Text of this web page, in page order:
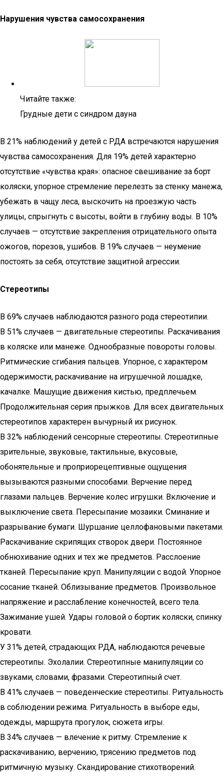
Нарушения чувства самосохранения
Читайте также:
Грудные дети с синдром дауна
В 21% наблюдений у детей с РДА встречаются нарушения
чувства самосохранения. Для 19% детей характерно
отсутствие «чувства края»: опасное свешивание за борт
коляски, упорное стремление перелезть за стенку манежа,
убежать в чащу леса, выскочить на проезжую часть
улицы, спрыгнуть с высоты, войти в глубину воды. В 10%
случаев — отсутствие закрепления отрицательного опыта
ожогов, порезов, ушибов. В 19% случаев — неумение
постоять за себя, отсутствие защитной агрессии.
Стереотипы
В 69% случаев наблюдаются разного рода стереотипии.
В 51% случаев — двигательные стереотипы. Раскачивания
в коляске или манеже. Однообразные повороты головы.
Ритмические сгибания пальцев. Упорное, с характером
одержимости, раскачивание на игрушечной лошадке,
качалке. Машущие движения кистью, предплечьем.
Продолжительная серия прыжков. Для всех двигательных
стереотипов характерен вычурный их рисунок.
В 32% наблюдений сенсорные стереотипы. Стереотипные
зрительные, звуковые, тактильные, вкусовые,
обонятельные и проприорецептивные ощущения
вызываются разными способами. Верчение перед
глазами пальцев. Верчение колес игрушки. Включение и
выключение света. Пересыпание мозаики. Сминание и
разрывание бумаги. Шуршание целлофановыми пакетами.
Раскачивание скрипящих створок двери. Постоянное
обнюхивание одних и тех же предметов. Расслоение
тканей. Пересыпание круп. Манипуляции с водой. Упорное
сосание тканей. Облизывание предметов. Произвольное
напряжение и расслабление конечностей, всего тела.
Зажимание ушей. Удары головой о бортик коляски, спинку
кровати.
У 31% детей, страдающих РДА, наблюдаются речевые
стереотипы. Эхолалии. Стереотипные манипуляции со
звуками, словами, фразами. Стереотипный счет.
В 41% случаев — поведенческие стереотипы. Ритуальность
в соблюдении режима. Ритуальность в выборе еды,
одежды, маршрута прогулок, сюжета игры.
В 34% случаев — влечение к ритму. Стремление к
раскачиванию, верчению, трясению предметов под
ритмичную музыку. Скандирование стихотворений.